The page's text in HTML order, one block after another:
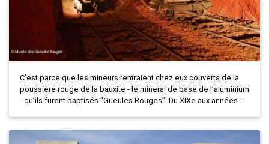
C’est parce que les mineurs rentraient chez eux couverts de la
poussière rouge de la bauxite - le minerai de base de l’aluminium
- qu’ils furent baptisés "Gueules Rouges". Du XIXe aux années ...